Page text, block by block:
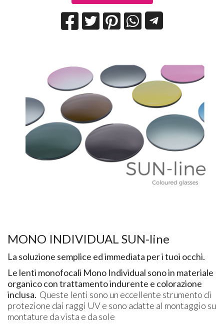
MONO INDIVIDUAL SUN-line
La soluzione semplice ed immediata per i tuoi occhi.
Le lenti monofocali Mono Individual sono in materiale
organico con trattamento indurente e colorazione
inclusa. Queste lenti sono un eccellente strumento di
protezione dai raggi UV e sono adatte al montaggio su
montature da vista e da sole